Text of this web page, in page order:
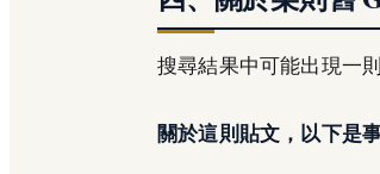
搜尋結果中可能出現一
關於這則貼文，以下是